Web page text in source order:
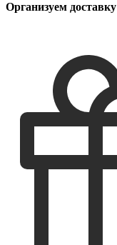
Организуем доставку